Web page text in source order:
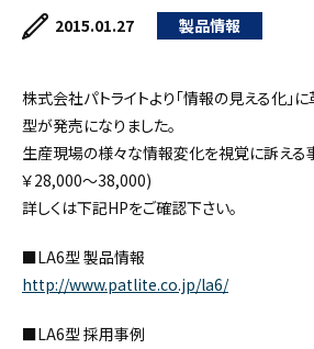
2015.01.27 製品情報
株式会社パトライトより「情報の見える化」
型が発売になりました。
生産現場の様々な情報変化を視覚に訴える
￥28,000～38,000)
詳しくは下記HPをご確認下さい。
■LA6型 製品情報
http://www.patlite.co.jp/la6/
■LA6型 採用事例